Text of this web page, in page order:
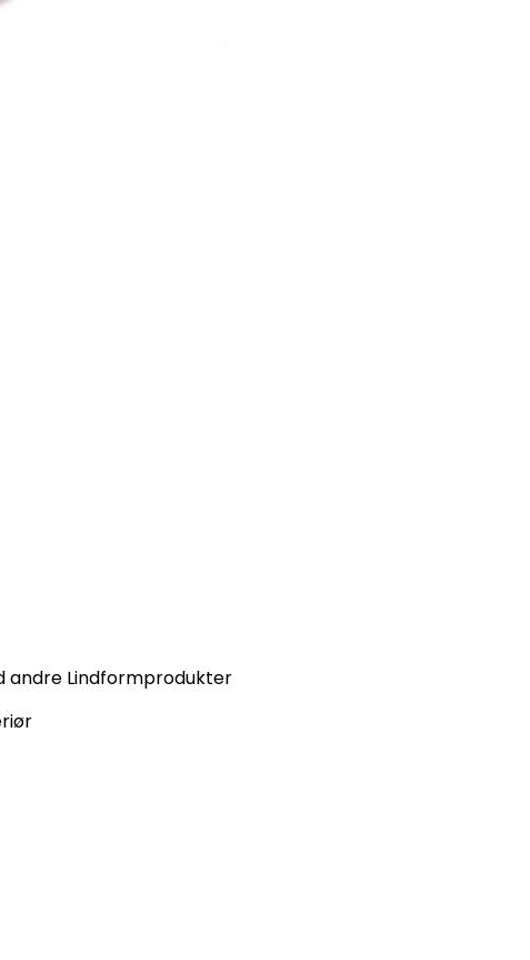
andre Lindformprodukter